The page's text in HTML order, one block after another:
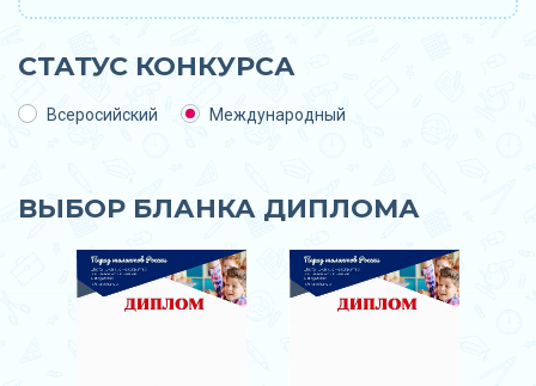
СТАТУС КОНКУРСА
Всеросийский Международный
ВЫБОР БЛАНКА ДИПЛОМА